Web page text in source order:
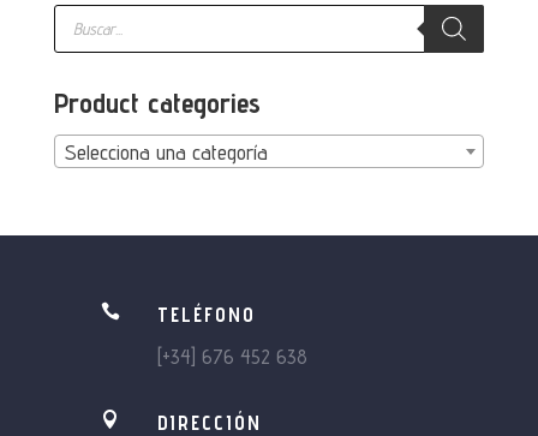
Búsqueda
productos
Product categories
Selecciona una categoría

TELÉFONO
[+34] 676 452 638

DIRECCIÓN